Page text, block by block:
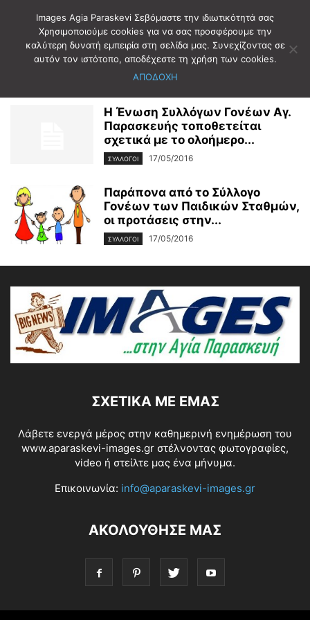
Αρχική 2016 Μάιος 17
Ημερήσιο Αρχείο: 17/05/2016
Η Ένωση Συλλόγων Γονέων Αγ.
Παρασκευής τοποθετείται
σχετικά με το ολοήμερο...
ΣΥΛΛΟΓΟΙ 17/05/2016
Παράπονα από το Σύλλογο
Γονέων των Παιδικών Σταθμών,
οι προτάσεις στην...
ΣΥΛΛΟΓΟΙ 17/05/2016
ΣΧΕΤΙΚΆ ΜΕ ΕΜΆΣ
Λάβετε ενεργά μέρος στην καθημερινή ενημέρωση του
www.aparaskevi-images.gr στέλνοντας φωτογραφίες,
video ή στείλτε μας ένα μήνυμα.
Επικοινωνία: info@aparaskevi-images.gr
ΑΚΟΛΟΥΘΗΣΕ ΜΑΣ
Images Agia Paraskevi Σεβόμαστε την ιδιωτικότητά σας
Χρησιμοποιούμε cookies για να σας προσφέρουμε την
καλύτερη δυνατή εμπειρία στη σελίδα μας. Συνεχίζοντας σε
αυτόν τον ιστότοπο, αποδέχεστε τη χρήση των cookies.
ΑΠΟΔΟΧΗ